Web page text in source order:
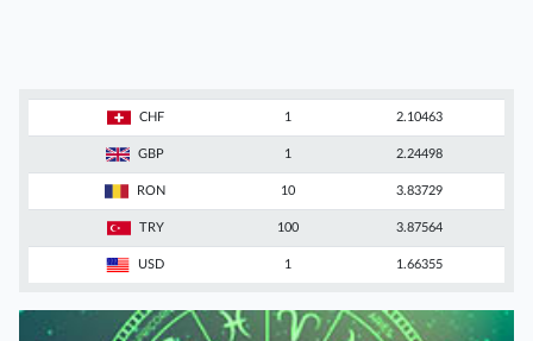
CHF 1 2.10463
GBP 1 2.24498
RON 10 3.83729
TRY 100 3.87564
USD 1 1.66355